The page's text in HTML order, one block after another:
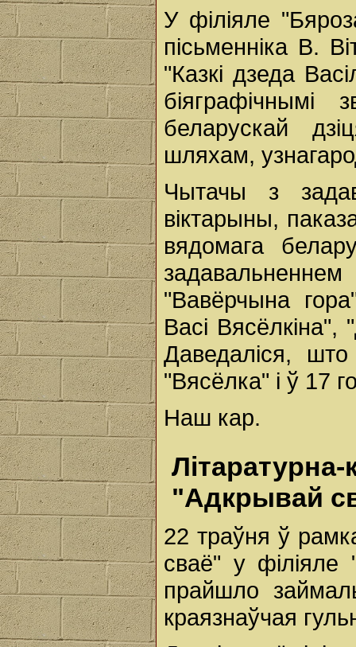
У філіяле
пісьменніка В.
"Казкі дзеда
біяграфічнымі
беларускай
шляхам,
Чытачы з
віктарыны,
вядомага
"Вавёрчына
Васі
Даведаліся,
"Вясёлка" і ў 17
Наш кар.
"Адкрывай
22 траўня ў
сваё" у філіяле
прайшло
краязнаўчая